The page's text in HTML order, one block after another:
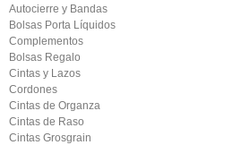
Autocierre y Bandas
Bolsas Porta Líquidos
Complementos
Bolsas Regalo
Cintas y Lazos
Cordones
Cintas de Organza
Cintas de Raso
Cintas Grosgrain